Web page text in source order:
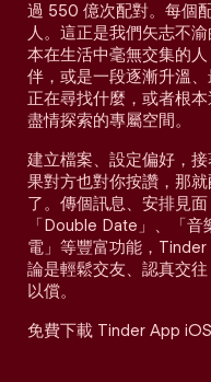
過 550 億次配對。每個
人。這正是我們矢志不
本在生活中毫無交集的
伴，或是一段逐漸升溫
正在尋找什麼，或者根
盡情探索的專屬空間。
建立檔案、設定偏好，
果對方也對你按讚，那
了。傳個訊息、安排見
「Double Date」、「
電」等豐富功能，
論是輕鬆交友、認真交
以償。
免費下載 Tinder App